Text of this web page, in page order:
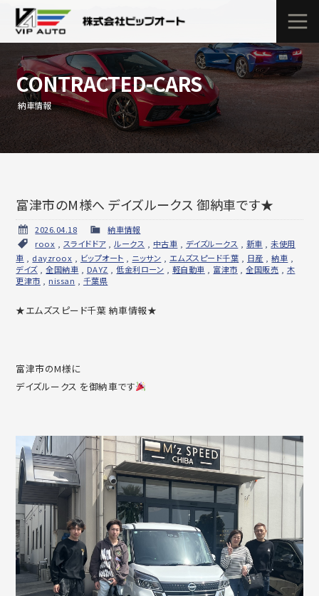
CONTRACTED-CARS
納車情報
富津市のM様へ デイズルークス 御納車です★
2026.04.18
納車情報
roox
スライドドア,ルークス 中古車 デイズルークス 新車 ,未使用
車
dayzroox ビップオート ニッサン エムズスピード千葉 日産 ,納車
デイズ,全国納車 DAYZ ,低金利ローン 軽自動車 富津市 ,全国販売
木
更津市
nissan 千葉県
★エムズスピード千葉 納車情報★
富津市のM様に
デイズルークス を御納車です